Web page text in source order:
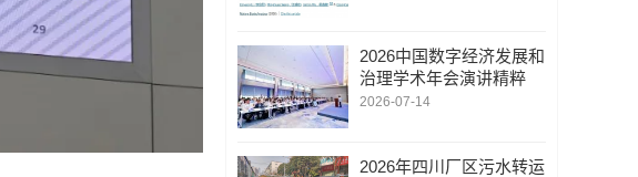
2026中国数字经济发展和
治理学术年会演讲精粹
2026-07-14
2026年四川厂区污水转运